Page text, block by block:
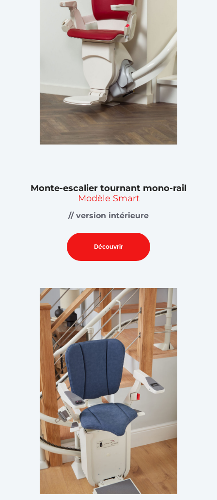
Monte-escalier tournant mono-rail
Modèle Smart
// version intérieure
Découvrir